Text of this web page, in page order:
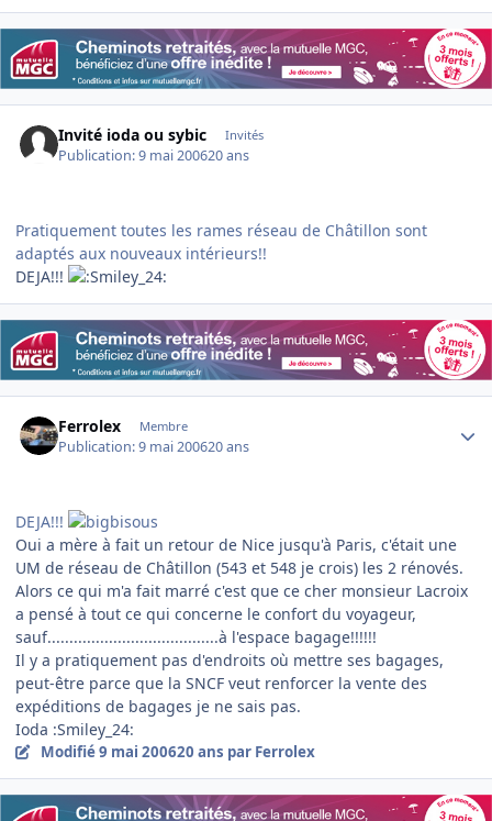
Invité ioda ou sybic Invités
Publication:9 mai 200620 ans
Pratiquement toutes les rames réseau de Châtillon sont
adaptés aux nouveaux intérieurs!!
DEJA!!!
Ferrolex Membre
Publication:9 mai 200620 ans
DEJA!!!
Oui a mère à fait un retour de Nice jusqu'à Paris, c'était une
UM de réseau de Châtillon (543 et 548 je crois) les 2 rénovés.
Alors ce qui m'a fait marré c'est que ce cher monsieur Lacroix
a pensé à tout ce qui concerne le confort du voyageur,
sauf.......................................à l'espace bagage!!!!!!
Il y a pratiquement pas d'endroits où mettre ses bagages,
peut-être parce que la SNCF veut renforcer la vente des
expéditions de bagages je ne sais pas.
Ioda :Smiley_24:
Modifié9 mai 200620 ans par Ferrolex